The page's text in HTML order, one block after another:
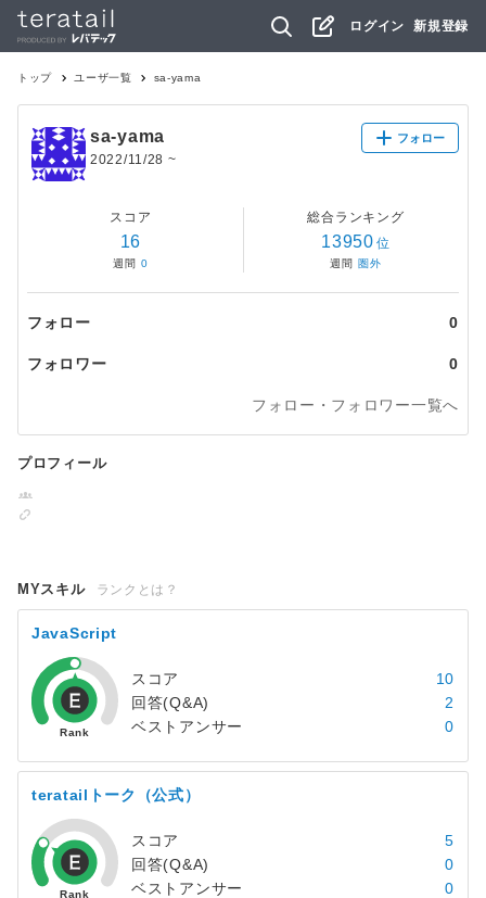
ログイン 新規登録
トップ ユーザ一覧 sa-yama
sa-yama
2022/11/28 ~
フォロー
スコア
16
週間 0
総合ランキング
13950 位
週間 圏外
フォロー 0
フォロワー 0
フォロー・フォロワー一覧へ
プロフィール
MYスキル ランクとは？
JavaScript
スコア
10
回答(Q&A)
2
ベストアンサー
0
teratailトーク（公式）
スコア
5
回答(Q&A)
0
ベストアンサー
0